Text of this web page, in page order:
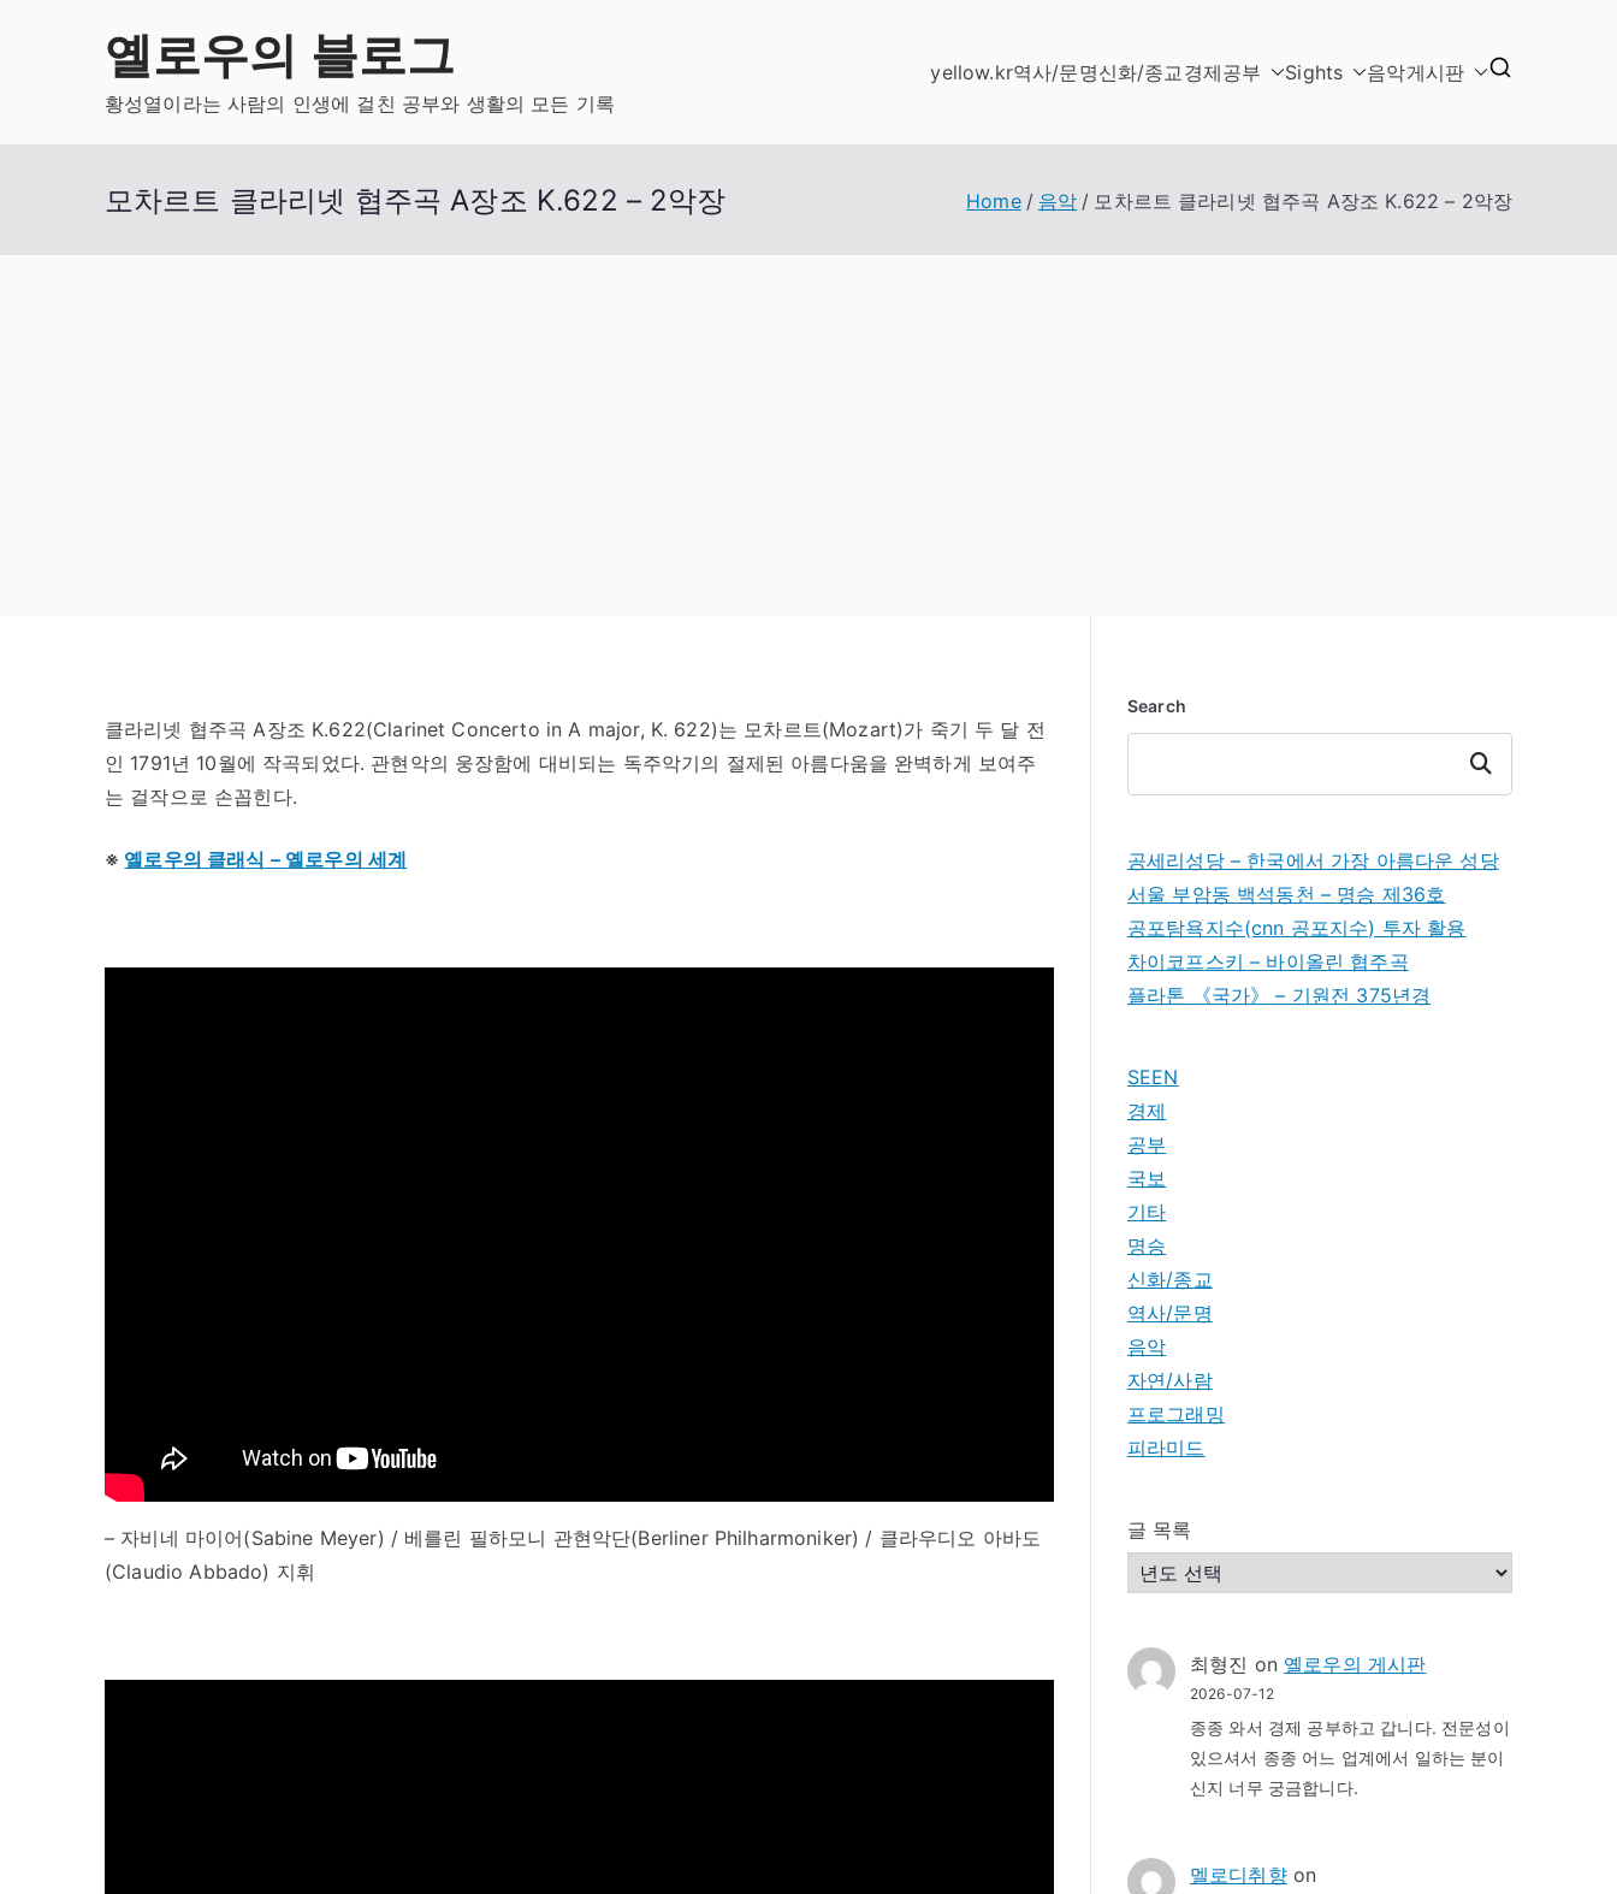
옐로우의 블로그
황성열이라는 사람의 인생에 걸친 공부와 생활의 모든 기록
yellow.kr역사/문명신화/종교경제공부 Sights 음악게시판
모차르트 클라리넷 협주곡 A장조 K.622 – 2악장 Home 음악 모차르트 클라리넷 협주곡 A장조 K.622 – 2악장
클라리넷 협주곡 A장조 K.622(Clarinet Concerto in A major, K. 622)는 모차르트(Mozart)가 죽기 두 달 전
인 1791년 10월에 작곡되었다. 관현악의 웅장함에 대비되는 독주악기의 절제된 아름다움을 완벽하게 보여주
는 걸작으로 손꼽힌다.
※ 옐로우의 클래식 – 옐로우의 세계
– 자비네 마이어(Sabine Meyer) / 베를린 필하모니 관현악단(Berliner Philharmoniker) / 클라우디오 아바도
(Claudio Abbado) 지휘
Search
Search
공세리성당 – 한국에서 가장 아름다운 성당
서울 부암동 백석동천 – 명승 제36호
공포탐욕지수(cnn 공포지수) 투자 활용
차이코프스키 – 바이올린 협주곡
플라톤 《국가》 – 기원전 375년경
SEEN
경제
공부
국보
기타
명승
신화/종교
역사/문명
음악
자연/사람
프로그래밍
피라미드
글 목록
최형진 on 옐로우의 게시판
2026-07-12
종종 와서 경제 공부하고 갑니다. 전문성이
있으셔서 종종 어느 업계에서 일하는 분이
신지 너무 궁금합니다.
멜로디취향on